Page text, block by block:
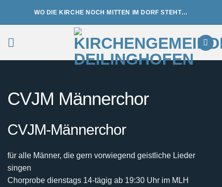
WO DIE KIRCHE NOCH MITTEN IM DORF STEHT…
CVJM Männerchor
CVJM-Männerchor
für alle Männer, die gern vorwiegend geistliche Lieder
singen
Chorprobe dienstags 14-tägig ab 19:30 Uhr im MLH